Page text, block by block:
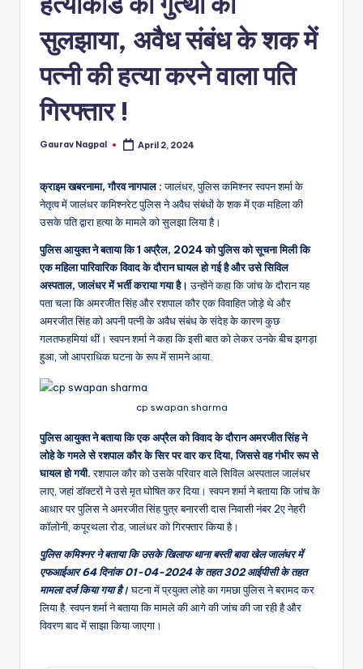
m
सुलझाया, अवैध संबंध के शक में
पत्नी की हत्या करने वाला पति
गिरफ्तार !
Posted
Gaurav Nagpal April 2, 2024
क्राइम खबरनामा, गौरव नागपाल :जालंधर, पुलिस कमिश्नर स्वपन शर्मा के
नेतृत्व में जालंधर कमिश्नरेट पुलिस ने अवैध संबंधों के शक में एक महिला की
उसके पति द्वारा हत्या के मामले को सुलझा लिया है।
पुलिस आयुक्त ने बताया कि 1 अप्रैल, 2024 को पुलिस को सूचना मिली कि
एक महिला पारिवारिक विवाद के दौरान घायल हो गई है और उसे सिविल
अस्पताल, जालंधर में भर्ती कराया गया है। उन्होंने कहा कि जांच के दौरान यह
पता चला कि अमरजीत सिंह और रशपाल कौर एक विवाहित जोड़े थे और
अमरजीत सिंह को अपनी पत्नी के अवैध संबंध के संदेह के कारण कुछ
गलतफहमियां थीं। स्वपन शर्मा ने कहा कि इसी बात को लेकर उनके बीच झगड़ा
हुआ, जो आपराधिक घटना के रूप में सामने आया.
cp swapan sharma
पुलिस आयुक्त ने बताया कि एक अप्रैल को विवाद के दौरान अमरजीत सिंह ने
लोहे के गमले से रशपाल कौर के सिर पर वार कर दिया, जिससे वह गंभीर रूप से
घायल हो गयी.रशपाल कौर को उसके परिवार वाले सिविल अस्पताल जालंधर
लाए, जहां डॉक्टरों ने उसे मृत घोषित कर दिया। स्वपन शर्मा ने बताया कि जांच के
आधार पर पुलिस ने अमरजीत सिंह पुत्र बनारसी दास निवासी नंबर 2ए नेहरी
कॉलोनी, कपूरथला रोड, जालंधर को गिरफ्तार किया है।
पुलिस कमिश्नर ने बताया कि उसके खिलाफ थाना बस्ती बावा खेल जालंधर में
एफआईआर 64 दिनांक 01-04-2024 के तहत 302 आईपीसी के तहत
मामला दर्ज किया गया है।घटना में प्रयुक्त लोहे का गमछा पुलिस ने बरामद कर
लिया है. स्वपन शर्मा ने बताया कि मामले की आगे की जांच की जा रही है और
विवरण बाद में साझा किया जाएगा।